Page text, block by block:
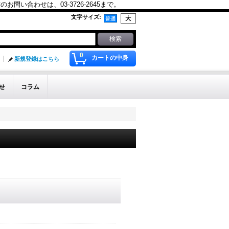
問い合わせは、03-3726-2645まで。
文字サイズ:
0 カートの中身
新規登録はこちら
コラム